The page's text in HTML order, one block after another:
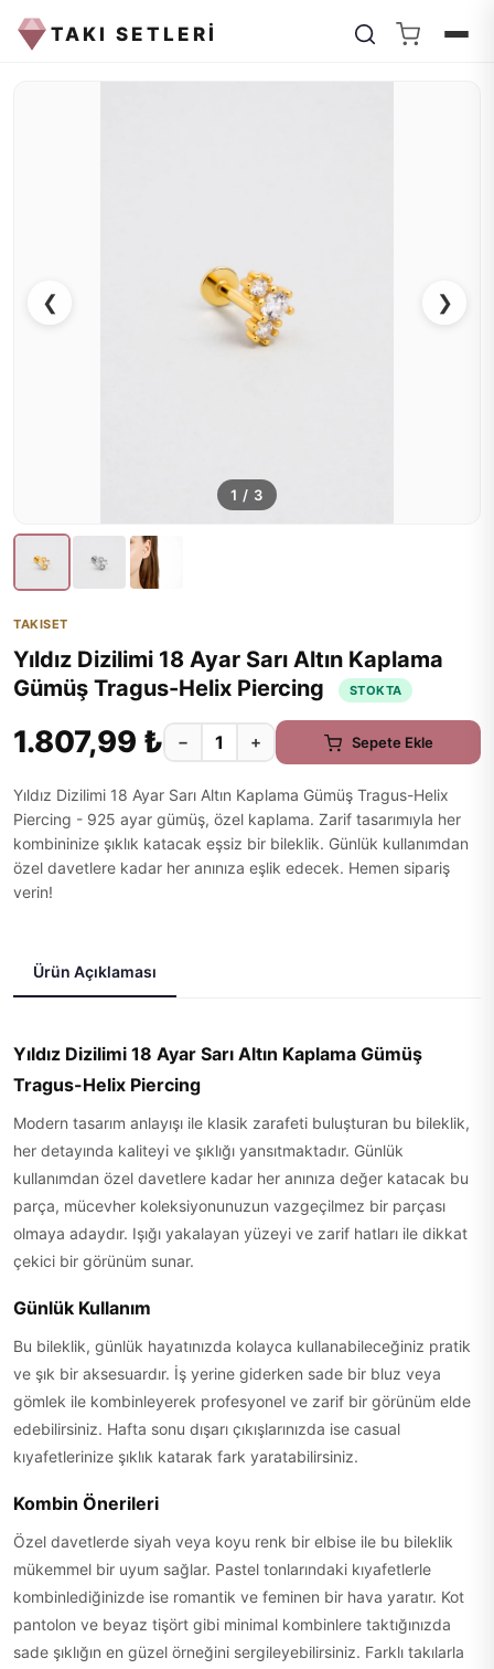
TAKI SETLERİ
❮ ❯
1 / 3
TAKISET
Yıldız Dizilimi 18 Ayar Sarı Altın Kaplama
Gümüş Tragus-Helix Piercing
STOKTA
1.807,99 ₺ − + Sepete Ekle
Yıldız Dizilimi 18 Ayar Sarı Altın Kaplama Gümüş Tragus-Helix
Piercing - 925 ayar gümüş, özel kaplama. Zarif tasarımıyla her
kombininize şıklık katacak eşsiz bir bileklik. Günlük kullanımdan
özel davetlere kadar her anınıza eşlik edecek. Hemen sipariş
verin!
Ürün Açıklaması
Yıldız Dizilimi 18 Ayar Sarı Altın Kaplama Gümüş
Tragus-Helix Piercing
Modern tasarım anlayışı ile klasik zarafeti buluşturan bu bileklik,
her detayında kaliteyi ve şıklığı yansıtmaktadır. Günlük
kullanımdan özel davetlere kadar her anınıza değer katacak bu
parça, mücevher koleksiyonunuzun vazgeçilmez bir parçası
olmaya adaydır. Işığı yakalayan yüzeyi ve zarif hatları ile dikkat
çekici bir görünüm sunar.
Günlük Kullanım
Bu bileklik, günlük hayatınızda kolayca kullanabileceğiniz pratik
ve şık bir aksesuardır. İş yerine giderken sade bir bluz veya
gömlek ile kombinleyerek profesyonel ve zarif bir görünüm elde
edebilirsiniz. Hafta sonu dışarı çıkışlarınızda ise casual
kıyafetlerinize şıklık katarak fark yaratabilirsiniz.
Kombin Önerileri
Özel davetlerde siyah veya koyu renk bir elbise ile bu bileklik
mükemmel bir uyum sağlar. Pastel tonlarındaki kıyafetlerle
kombinlediğinizde ise romantik ve feminen bir hava yaratır. Kot
pantolon ve beyaz tişört gibi minimal kombinlere taktığınızda
sade şıklığın en güzel örneğini sergileyebilirsiniz. Farklı takılarla